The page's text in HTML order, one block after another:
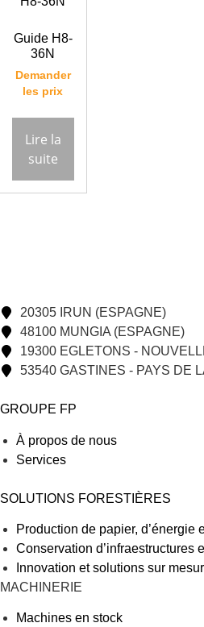
Guide H8-
36N
Demander
les prix
Lire la
suite
20305 IRUN (ESPAGNE)
48100 MUNGIA (ESPAGNE)
19300 EGLETONS -
53540 GASTINES - PAYS DE
GROUPE FP
À propos de nous
Services
SOLUTIONS FORESTIÈRES
Production de papier, d’énergie
Conservation d’infraestructures
Innovation et solutions sur
MACHINERIE
Machines en stock